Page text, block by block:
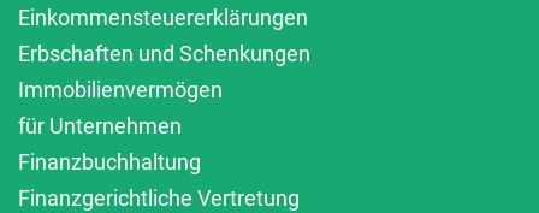
Einkommensteuererklärungen
Erbschaften und Schenkungen
Immobilienvermögen
für Unternehmen
Finanzbuchhaltung
Finanzgerichtliche Vertretung